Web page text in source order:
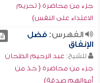
جزء من محاضرة ( تحريم
الاعتداء على النفس)
الفهرس:فضل
الإنفاق
للشيخ: عبد الرحيم الطحان
جزء من محاضرة ( خذ من
أموالهم صدقة)